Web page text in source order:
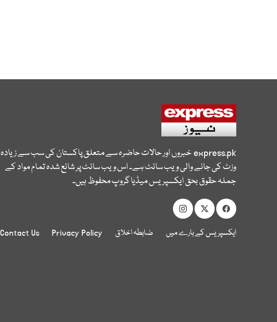
express.pkخبروں اور حالات حاضرہ سے متعلق پاکستان کی سب سے زیادہ
وزٹ کی جانے والی ویب سائٹ ہے۔ اس ویب سائٹ پر شائع شدہ تمام مواد کے
جملہ حقوق بحق ایکسپریس میڈیا گروپ محفوظ ہیں۔
ایکسپریس کے بارے میں ضابطہ اخلاق Privacy Policy
Contact Us